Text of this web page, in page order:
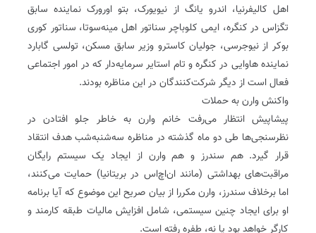
اهل کالیفرنیا، ‌اندرو یانگ از نیویورک، بتو اورورک نماینده سابق
تگزاس در کنگره، ایمی کلوباچر سناتور اهل مینه‌سوتا، سناتور کوری
بوکر از نیوجرسی، جولیان کاسترو وزیر سابق مسکن، تولسی گابارد
نماینده ‌هاوایی در کنگره و تام استایر سرمایه‌دار که در امور اجتماعی
فعال است از دیگر شرکت‌کنندگان در این مناظره بودند.
واکنش وارن به حملات
پیشاپیش انتظار می‌رفت خانم وارن به خاطر جلو افتادن در
نظرسنجی‌ها طی دو ماه گذشته در مناظره سه‌شنبه‌شب هدف انتقاد
قرار گیرد. هم سندرز و هم وارن از ایجاد یک سیستم رایگان
مراقبت‌های بهداشتی (مانند ان‌اچ‌اس در بریتانیا) حمایت می‌کنند،
اما برخلاف سندرز، وارن مکررا از بیان صریح این موضوع که آیا برنامه
او برای ایجاد چنین سیستمی، شامل افزایش مالیات طبقه کارمند و
کارگر خواهد بود یا نه، طفره رفته است.